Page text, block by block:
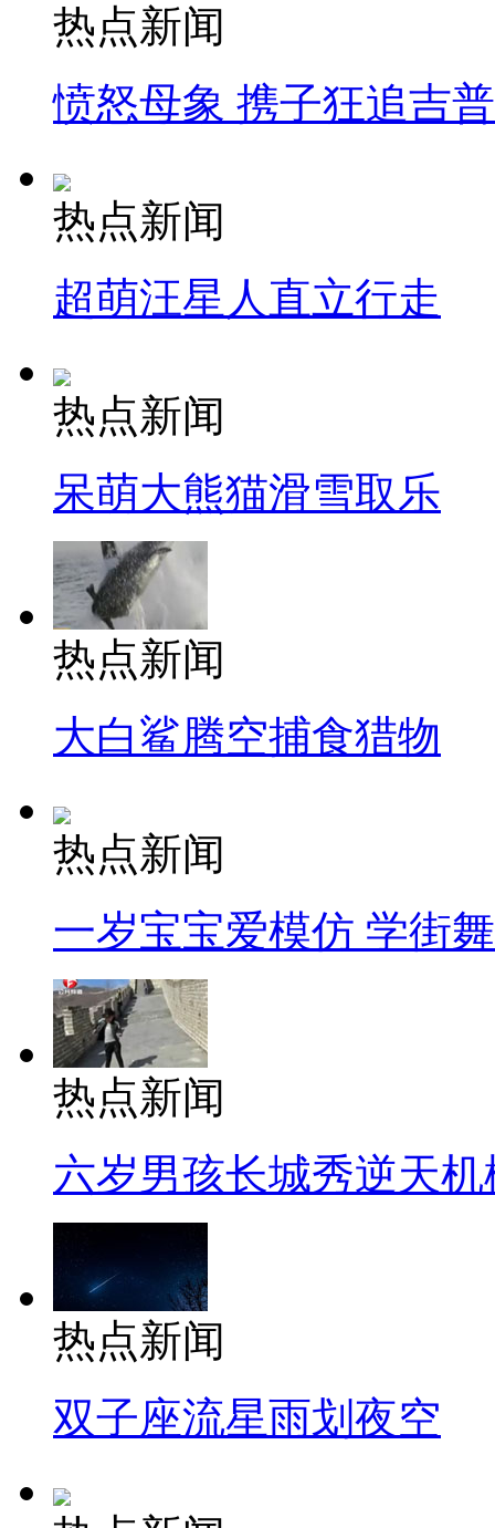
热点新闻
愤怒母象 携子狂追吉
热点新闻
超萌汪星人直立行走
热点新闻
呆萌大熊猫滑雪取乐
热点新闻
大白鲨腾空捕食猎物
热点新闻
一岁宝宝爱模仿 学街
热点新闻
六岁男孩长城秀逆天机
热点新闻
双子座流星雨划夜空